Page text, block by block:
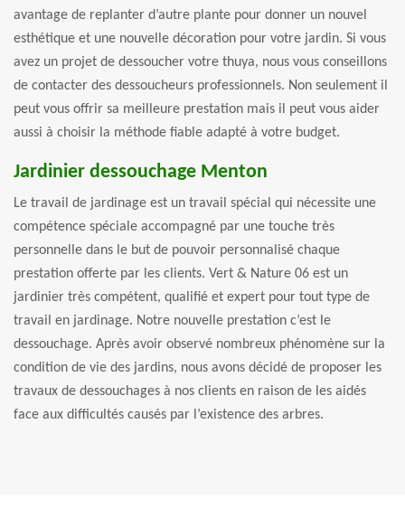
avantage de replanter d’autre plante pour donner un nouvel
esthétique et une nouvelle décoration pour votre jardin. Si vous
avez un projet de dessoucher votre thuya, nous vous conseillons
de contacter des dessoucheurs professionnels. Non seulement il
peut vous offrir sa meilleure prestation mais il peut vous aider
aussi à choisir la méthode fiable adapté à votre budget.
Jardinier dessouchage Menton
Le travail de jardinage est un travail spécial qui nécessite une
compétence spéciale accompagné par une touche très
personnelle dans le but de pouvoir personnalisé chaque
prestation offerte par les clients. Vert & Nature 06 est un
jardinier très compétent, qualifié et expert pour tout type de
travail en jardinage. Notre nouvelle prestation c’est le
dessouchage. Après avoir observé nombreux phénomène sur la
condition de vie des jardins, nous avons décidé de proposer les
travaux de dessouchages à nos clients en raison de les aidés
face aux difficultés causés par l’existence des arbres.